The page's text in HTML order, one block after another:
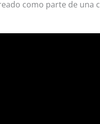
como parte de una